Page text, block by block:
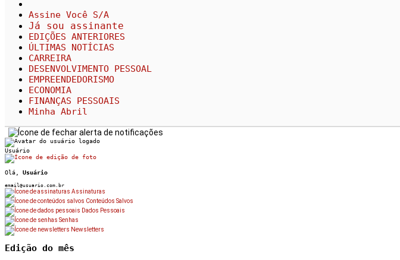
Assine Você S/A
Já sou assinante
EDIÇÕES ANTERIORES
ÚLTIMAS NOTÍCIAS
CARREIRA
DESENVOLVIMENTO PESSOAL
EMPREENDEDORISMO
ECONOMIA
FINANÇAS PESSOAIS
Minha Abril
Usuário
Olá, Usuário
email@usuario.com.br
Assinaturas
Conteúdos Salvos
Dados Pessoais
Senhas
Newsletters
Edição do mês